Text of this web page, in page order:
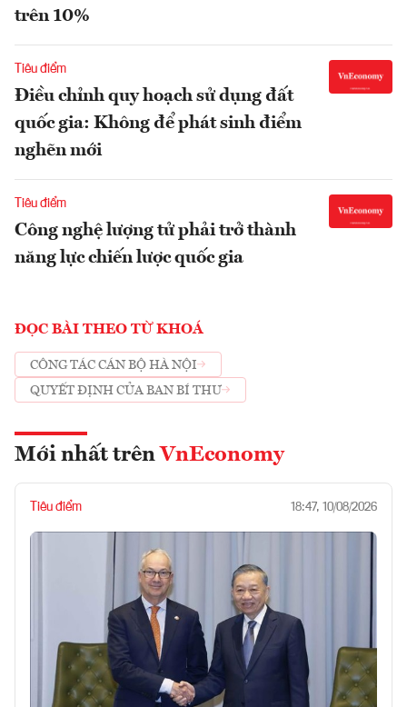
trên 10%
Tiêu điểm
Điều chỉnh quy hoạch sử dụng đất
quốc gia: Không để phát sinh điểm
nghẽn mới
Tiêu điểm
Công nghệ lượng tử phải trở thành
năng lực chiến lược quốc gia
ĐỌC BÀI THEO TỪ KHOÁ
CÔNG TÁC CÁN BỘ HÀ NỘI
QUYẾT ĐỊNH CỦA BAN BÍ THƯ
Mới nhất trên VnEconomy
Tiêu điểm 18:47, 10/08/2026